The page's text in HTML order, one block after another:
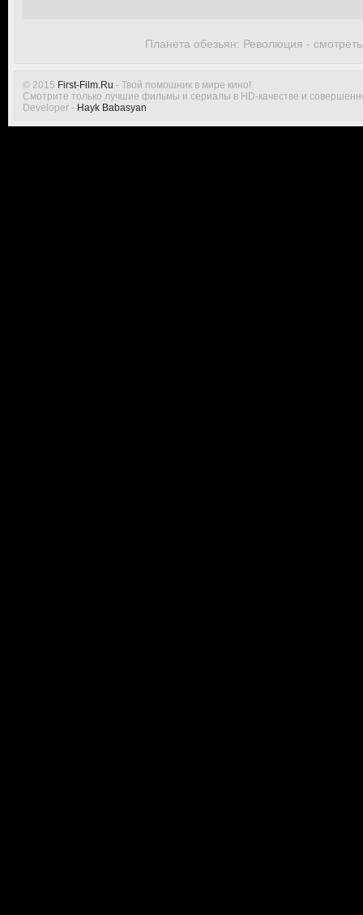
Планета обезьян: Революция -
© 2015 First-Film.Ru - Твой помошник в мире кино!
Смотрите только лучшие фильмы и сериалы в HD-качестве и
Developer - Hayk Babasyan